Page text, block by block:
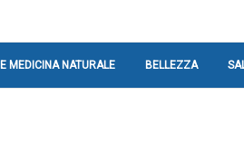
MEDICINA NATURALE BELLEZZA